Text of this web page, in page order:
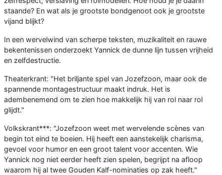
staande? En wat als je grootste bondgenoot ook je grootste
vijand blijkt?
In een wervelwind van scherpe teksten, muzikaliteit en rauwe
bekentenissen onderzoekt Yannick de dunne lijn tussen vrijheid
en zelfdestructie.
Theaterkrant: "Het briljante spel van Jozefzoon, maar ook de
spannende montagestructuur maakt indruk. Het is
adembenemend om te zien hoe makkelijk hij van rol naar rol
glijdt."
Volkskrant***: "Jozefzoon weet met wervelende scènes van
begin tot eind te boeien. Hij heeft een aanstekelijk charisma,
gevoel voor humor en een groot talent voor accenten. Wie
Yannick nog niet eerder heeft zien spelen, begrijpt na afloop
waarom hij al twee Gouden Kalf-nominaties op zak heeft."